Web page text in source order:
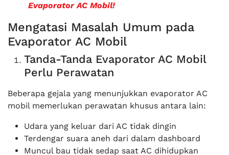
Evaporator AC Mobil!
Mengatasi Masalah Umum pada
Evaporator AC Mobil
Tanda-Tanda Evaporator AC Mobil
Perlu Perawatan
Beberapa gejala yang menunjukkan evaporator AC
mobil memerlukan perawatan khusus antara lain:
Udara yang keluar dari AC tidak dingin
Terdengar suara aneh dari dalam dashboard
Muncul bau tidak sedap saat AC dihidupkan